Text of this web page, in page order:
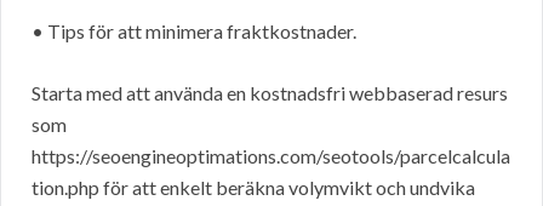
• Tips för att minimera fraktkostnader.
Starta med att använda en kostnadsfri webbaserad resurs
som
https://seoengineoptimations.com/seotools/parcelcalcula
tion.php för att enkelt beräkna volymvikt och undvika